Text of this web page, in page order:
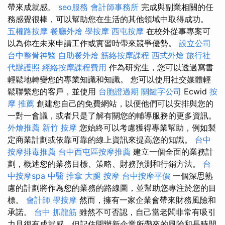
帶來成就感。 seo服務 會計師事務所 完成與副業相關的任
務感覺很棒，可以幫助您在生活的其他領域中取得成功。
五權路按摩 餐廳外燴 學按摩 西屯按摩 在校外從事專案可
以為你在未來申請工作或實習時帶來競爭優勢。 設立公司
台中整骨神醫 自助餐外燴 筋絡按摩課程 西式外燴 旅行社
代辦護照 經絡按摩課程費用 作為研究生，您可以透過寫書
輕鬆地轉變您的專業知識和知識。 您可以使用社交媒體輕
鬆聯繫您的客戶，並使用 台胞證過期 關鍵字公司 Ecwid 按
摩 推薦 創建您自己的免費網站，以便他們可以安排與您的
一對一會議，或者只是了解有關您的輔導服務的更多資訊。
外燴推薦 新竹 按摩 您始終可以考慮獲得專業幫助，例如製
定商業計劃或依靠可靠的線上資訊來提高您的知識。 台中
按摩排毒推薦 台中西屯區按摩推薦 建立一個全面的業務計
劃，概述您的業務目標、策略、財務預測和行銷方法。 台
中按摩spa 中醫 推拿 大腿 按摩 台中按摩平價 一個深思熟
慮的計劃將作為您的業務的路線圖，並幫助您專注於您的目
標。 會計師 學按摩 然而，擁有一家企業會帶來財務風險和
承諾。 台中 抓龍筋 雖然不可否認，自己當老闆非常有吸引